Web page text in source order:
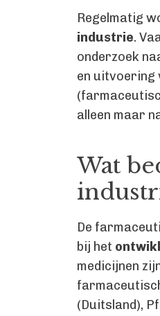
Regelmatig
industrie.
onderzoek
en uitvoering
alleen maar
Wat
De
bij het
medicijnen
(Duitsland),